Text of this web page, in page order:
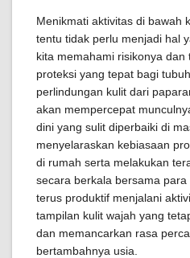
Menikmati aktivitas di bawah
tentu tidak perlu menjadi hal
kita memahami risikonya
proteksi yang tepat bagi
perlindungan kulit dari
akan mempercepat
dini yang sulit diperbaiki di
menyelaraskan kebiasaan
di rumah serta melakukan
secara berkala bersama
terus produktif menjalani
tampilan kulit wajah yang
dan memancarkan rasa
bertambahnya usia.